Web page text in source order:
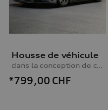
Housse de véhicule
dans la conception de camouflage
*799,00 CHF